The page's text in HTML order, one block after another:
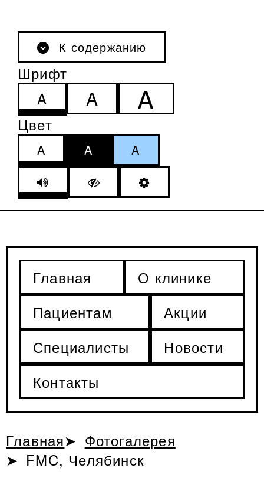
К содержанию
Шрифт
A
A A
Цвет
A A A
Главная
О клинике
Пациентам
Акции
Специалисты
Новости
Контакты
Главная
Фотогалерея
FMC, Челябинск